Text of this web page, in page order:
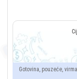
Gotovina, pouzeće,